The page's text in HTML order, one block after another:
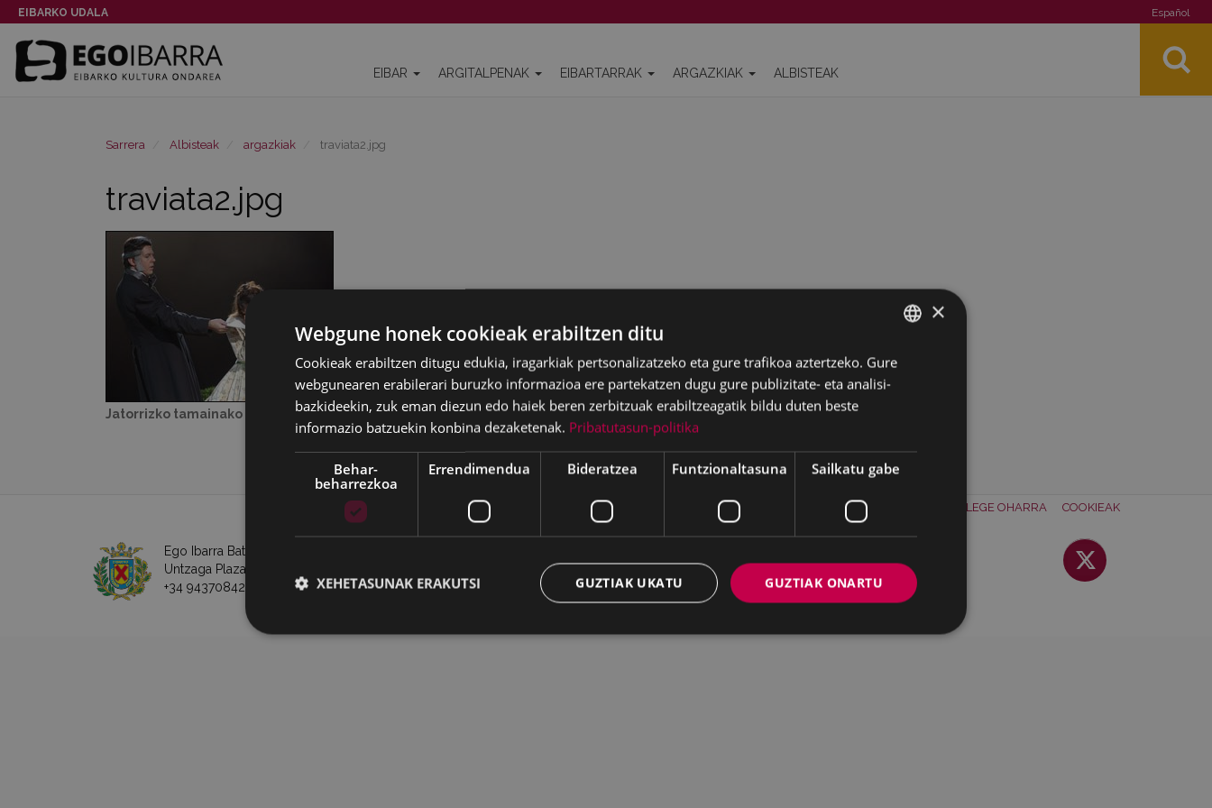
EIBARKO UDALA Español
EIBAR ARGITALPENAK EIBARTARRAK ARGAZKIAK ALBISTEAK
Sarrera Albisteak argazkiak traviata2.jpg
traviata2.jpg
Jatorrizko tamainako irudia: 10 KB| Ikusi Deskargatu
WEB MAPA IRISGARRITASUNA KONTAKTUA LEGE OHARRA COOKIEAK
Ego Ibarra Batzordea - Eibarko Udala
Untzaga Plaza - 20600 Eibar
+34 943708421 -
e-posta
BASQUE
SPANISH
×
Webgune honek cookieak erabiltzen ditu
Cookieak erabiltzen ditugu edukia, iragarkiak pertsonalizatzeko eta gure trafikoa aztertzeko. Gure
webgunearen erabilerari buruzko informazioa ere partekatzen dugu gure publizitate- eta analisi-
bazkideekin, zuk eman diezun edo haiek beren zerbitzuak erabiltzeagatik bildu duten beste
informazio batzuekin konbina dezaketenak. Pribatutasun-politika
Behar-
beharrezkoa
Errendimendua Bideratzea Funtzionaltasuna Sailkatu gabe
GUZTIAK ONARTU
GUZTIAK UKATU
XEHETASUNAK ERAKUTSI